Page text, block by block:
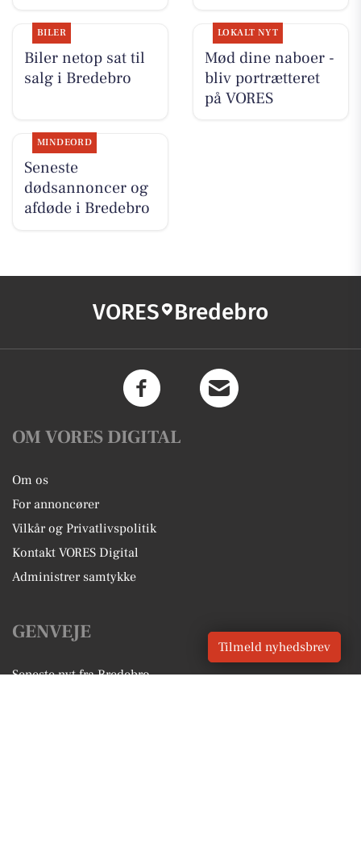
BILER
Biler netop sat til
salg i Bredebro
LOKALT NYT
Mød dine naboer -
bliv portrætteret
på VORES
MINDEORD
Seneste
dødsannoncer og
afdøde i Bredebro
VORES Bredebro
OM VORES DIGITAL
Om os
For annoncører
Vilkår og Privatlivspolitik
Kontakt VORES Digital
Administrer samtykke
GENVEJE
Seneste nyt fra Bredebro
Tilmeld nyhedsbrev